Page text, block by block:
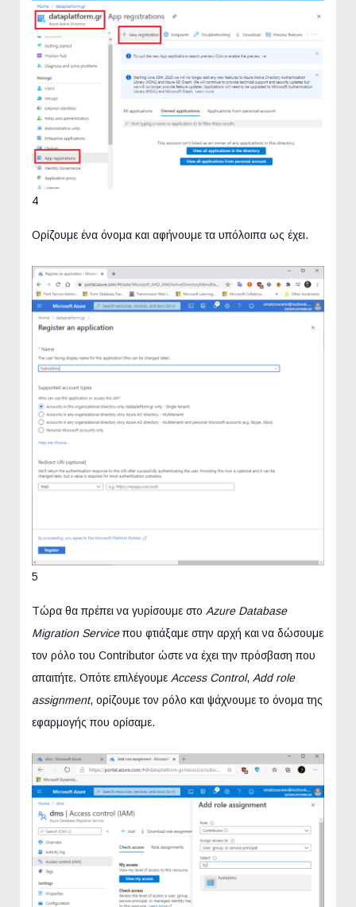
4
Ορίζουμε ένα όνομα και αφήνουμε τα υπόλοιπα ως έχει.
5
Τώρα θα πρέπει να γυρίσουμε στο Azure Database
Migration Serviceπου φτιάξαμε στην αρχή και να δώσουμε
τον ρόλο του Contributor ώστε να έχει την πρόσβαση που
απαιτήτε. Οπότε επιλέγουμε Access Control, Add role
assignment, ορίζουμε τον ρόλο και ψάχνουμε το όνομα της
εφαρμογής που ορίσαμε.